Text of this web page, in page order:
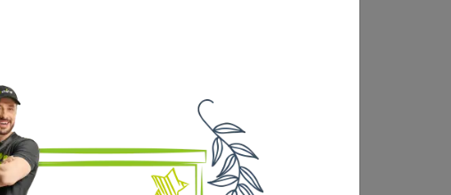
et cutanée des chiens adultes. La sélection
pour les chiens à la digestion sensible liée
de forme et le soutien articulaire